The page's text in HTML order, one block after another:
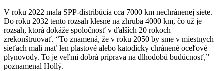
V roku 2022 mala SPP-distribúcia cca 7000 km nechránenej siete.
Do roku 2032 tento rozsah klesne na zhruba 4000 km, čo už je
rozsah, ktorá dokáže spoločnosť v ďalších 20 rokoch
zrekonštruovať. “To znamená, že v roku 2050 by sme v miestnych
sieťach mali mať len plastové alebo katodicky chránené oceľové
plynovody. To je veľmi dobrá príprava na dlhodobú budúcnosť,”
poznamenal Hollý.